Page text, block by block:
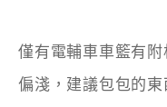
僅有電輔車車籃有
偏淺，建議包包的